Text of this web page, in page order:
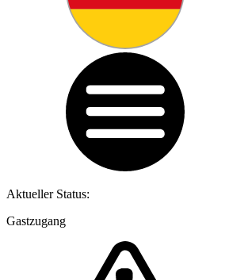
Aktueller Status:
Gastzugang